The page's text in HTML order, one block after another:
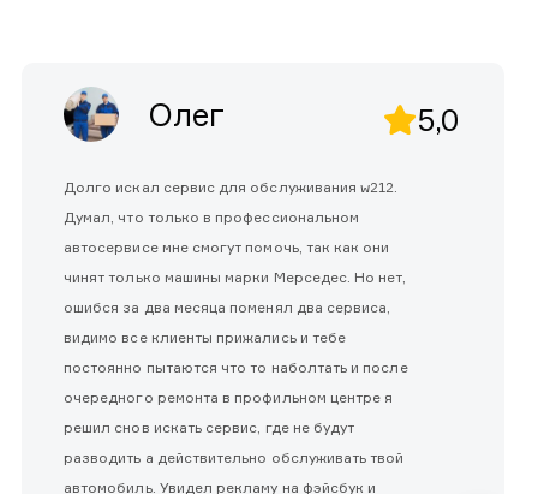
Олег 5,0
Долго искал сервис для обслуживания w212.
Думал, что только в профессиональном
автосервисе мне смогут помочь, так как они
чинят только машины марки Мерседес. Но нет,
ошибся за два месяца поменял два сервиса,
видимо все клиенты прижались и тебе
постоянно пытаются что то наболтать и после
очередного ремонта в профильном центре я
решил снов искать сервис, где не будут
разводить а действительно обслуживать твой
автомобиль. Увидел рекламу на фэйсбук и